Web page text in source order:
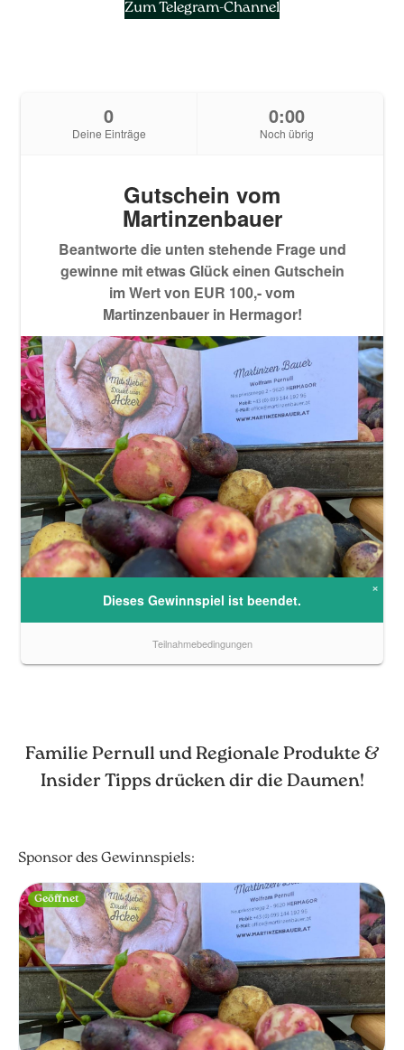
Zum Telegram-Channel
Familie Pernull und Regionale Produkte &
Insider Tipps drücken dir die Daumen!
Sponsor des Gewinnspiels:
Geöffnet